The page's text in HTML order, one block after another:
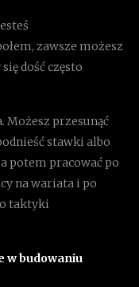
zawsze możesz
dość często
przesunąć
stawki albo
potem pracować po
na wariata i po
taktyki
w budowaniu